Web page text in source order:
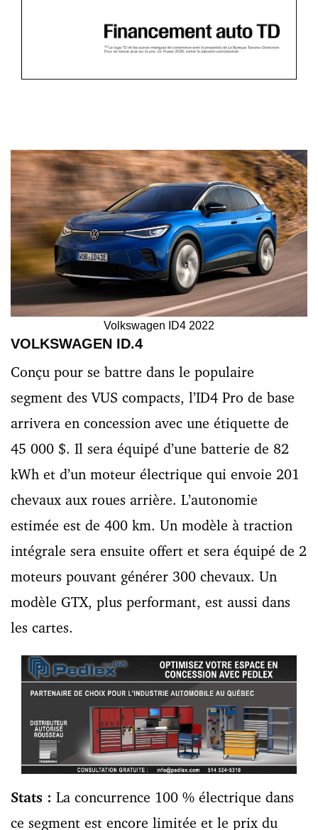
Volkswagen ID4 2022
VOLKSWAGEN ID.4
Conçu pour se battre dans le populaire
segment des VUS compacts, l’ID4 Pro de base
arrivera en concession avec une étiquette de
45 000 $. Il sera équipé d’une batterie de 82
kWh et d’un moteur électrique qui envoie 201
chevaux aux roues arrière. L’autonomie
estimée est de 400 km. Un modèle à traction
intégrale sera ensuite offert et sera équipé de 2
moteurs pouvant générer 300 chevaux. Un
modèle GTX, plus performant, est aussi dans
les cartes.
Stats : La concurrence 100 % électrique dans
ce segment est encore limitée et le prix du